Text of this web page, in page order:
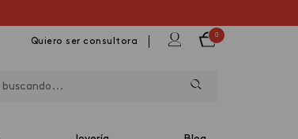
Quiero ser consultora
0